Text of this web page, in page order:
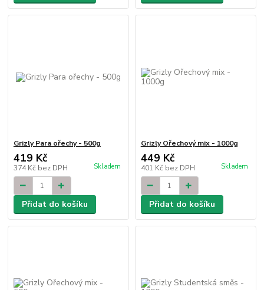
Grizly Para ořechy - 500g
419 Kč
374 Kč bez DPH Skladem
Přidat do košíku
Grizly Ořechový mix - 1000g
449 Kč
401 Kč bez DPH Skladem
Přidat do košíku